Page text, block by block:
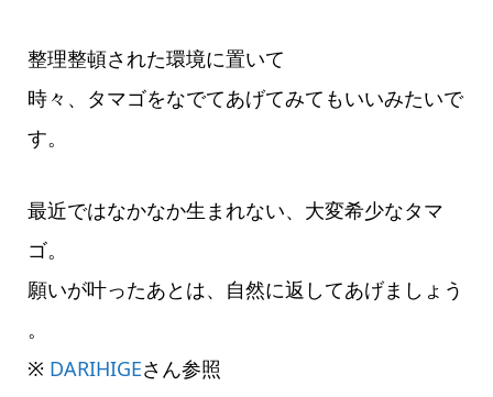
整理整頓された環境に置いて
時々、タマゴをなでてあげてみてもいいみたいで
す。
最近ではなかなか生まれない、大変希少なタマ
ゴ。
願いが叶ったあとは、自然に返してあげましょう
。
※ DARIHIGEさん参照